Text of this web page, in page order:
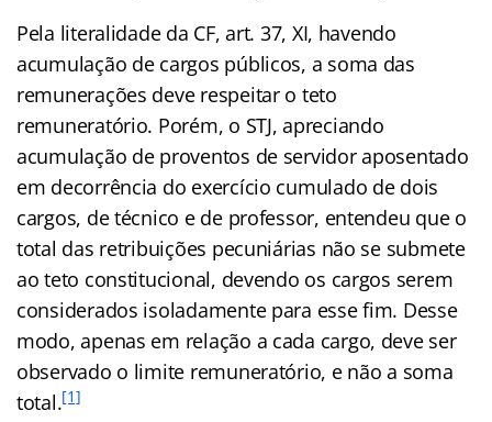
Pela literalidade da CF, art. 37, XI, havendo
acumulação de cargos públicos, a soma das
remunerações deve respeitar o teto
remuneratório. Porém, o STJ, apreciando
acumulação de proventos de servidor aposentado
em decorrência do exercício cumulado de dois
cargos, de técnico e de professor, entendeu que o
total das retribuições pecuniárias não se submete
ao teto constitucional, devendo os cargos serem
considerados isoladamente para esse fim. Desse
modo, apenas em relação a cada cargo, deve ser
observado o limite remuneratório, e não a soma
total.[1]